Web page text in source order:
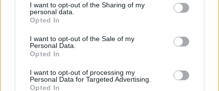
I want to opt-out of the Sharing of my
personal data.
Opted In
I want to opt-out of the Sale of my
Personal Data.
Opted In
I want to opt-out of processing my
Personal Data for Targeted Advertising.
Opted In
Pavarësisht situatës
aktuale, Blerina është
siç duhet, në rrethin e
familjarëve. Ajo i ka
organizuar Dinit një super
shtëpisë,…